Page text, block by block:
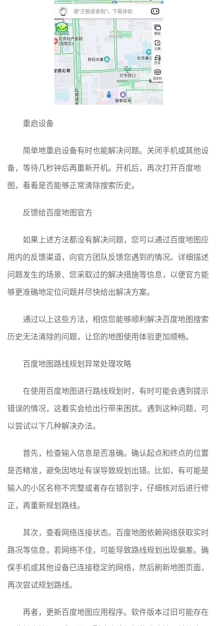
重启设备
简单地重启设备有时也能解决问题。关闭手机或其他设
备，等待几秒钟后再重新开机。开机后，再次打开百度地
图，看看是否能够正常清除搜索历史。
反馈给百度地图官方
如果上述方法都没有解决问题，您可以通过百度地图应
用内的反馈渠道，向官方团队反馈您遇到的情况。详细描述
问题发生的场景、您采取过的解决措施等信息，以便官方能
够更准确地定位问题并尽快给出解决方案。
通过以上这些方法，相信您能够顺利解决百度地图搜索
历史无法清除的问题，让您的地图使用体验更加顺畅。
百度地图路线规划异常处理攻略
在使用百度地图进行路线规划时，有时可能会遇到提示
错误的情况，这着实会给出行带来困扰。遇到这种问题，可
以尝试以下几种解决办法。
首先，检查输入信息是否准确。确认起点和终点的位置
是否精准，避免因地址有误导致规划出错。比如，有可能是
输入的小区名称不完整或者存在错别字，仔细核对后进行修
正，再重新规划路线。
其次，查看网络连接状态。百度地图依赖网络获取实时
路况等信息，若网络不佳，可能导致路线规划出现偏差。确
保手机或其他设备已连接稳定的网络，然后刷新地图页面，
再次尝试规划路线。
再者，更新百度地图应用程序。软件版本过旧可能存在